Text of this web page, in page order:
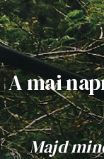
A mai
Majd